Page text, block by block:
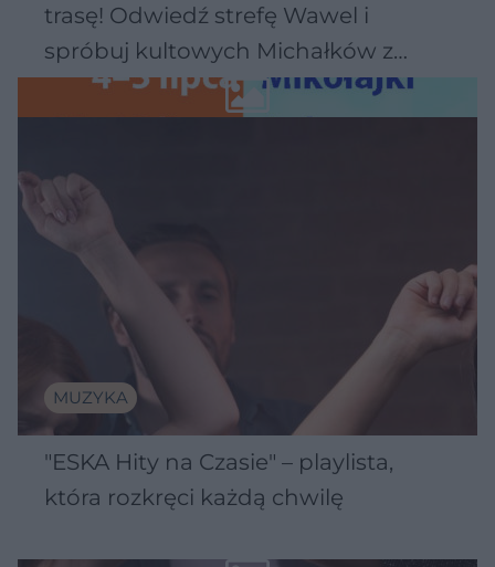
trasę! Odwiedź strefę Wawel i
spróbuj kultowych Michałków z
Wawelu
MUZYKA
"ESKA Hity na Czasie" – playlista,
która rozkręci każdą chwilę